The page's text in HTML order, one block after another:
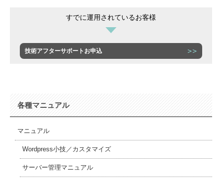
すでに運用されているお客様
技術アフターサポートお申込
各種マニュアル
マニュアル
Wordpress小技／カスタマイズ
サーバー管理マニュアル